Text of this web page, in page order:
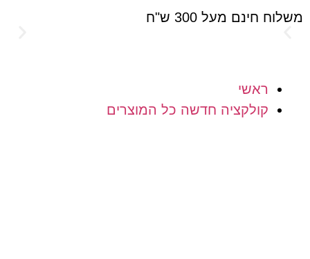
מעל 300 ש"ח
ראשי
קולקציה חדשה כל המוצרים